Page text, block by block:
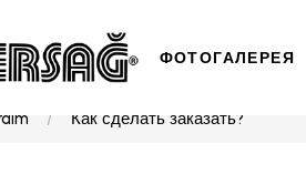
ФОТОГАЛЕРЕЯ
Как сделать заказать?